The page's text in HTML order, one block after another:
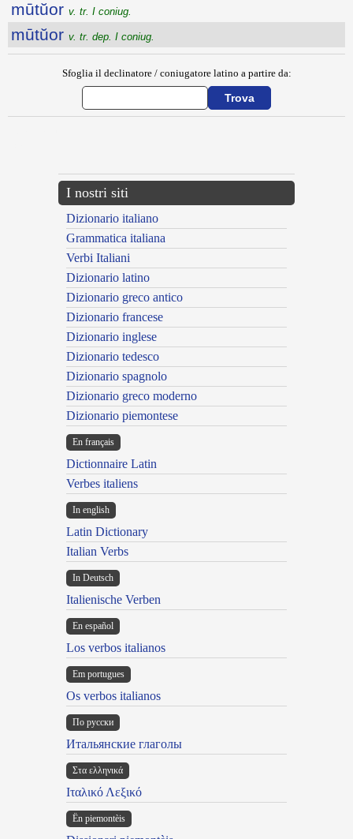
mūtŭor v. tr. I coniug.
mūtŭor v. tr. dep. I coniug.
Sfoglia il declinatore / coniugatore latino a partire da:
I nostri siti
Dizionario italiano
Grammatica italiana
Verbi Italiani
Dizionario latino
Dizionario greco antico
Dizionario francese
Dizionario inglese
Dizionario tedesco
Dizionario spagnolo
Dizionario greco moderno
Dizionario piemontese
En français
Dictionnaire Latin
Verbes italiens
In english
Latin Dictionary
Italian Verbs
In Deutsch
Italienische Verben
En español
Los verbos italianos
Em portugues
Os verbos italianos
По русски
Итальянские глаголы
Στα ελληνικά
Ιταλικό Λεξικό
Ën piemontèis